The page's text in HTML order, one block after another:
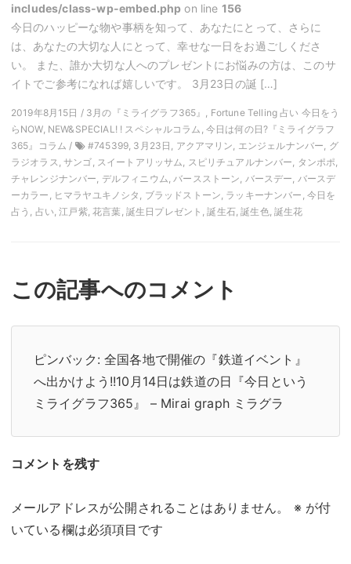
includes/class-wp-embed.php on line 156
今日のハッピーな物や事柄を知って、あなたにとって、さらに
は、あなたの大切な人にとって、幸せな一日をお過ごしくださ
い。 また、誰か大切な人へのプレゼントにお悩みの方は、このサ
イトでご参考になれば嬉しいです。 3月23日の誕 […]
2019年8月15日 / 3月の『ミライグラフ365』, Fortune Telling 占い 今日をう
らNOW, NEW&SPECIAL! ! スペシャルコラム, 今日は何の日?『ミライグラフ
365』コラム /
#745399, 3月23日, アクアマリン, エンジェルナンバー, グ
ラジオラス, サンゴ, スイートアリッサム, スピリチュアルナンバー, タンポポ,
チャレンジナンバー, デルフィニウム, バースストーン, バースデー, バースデ
ーカラー, ヒマラヤユキノシタ, ブラッドストーン, ラッキーナンバー, 今日を
占う, 占い, 江戸紫, 花言葉, 誕生日プレゼント, 誕生石, 誕生色, 誕生花
この記事へのコメント
ピンバック:全国各地で開催の『鉄道イベント』
へ出かけよう!!10月14日は鉄道の日『今日という
ミライグラフ365』 – Mirai graph ミラグラ
コメントを残す
メールアドレスが公開されることはありません。 ※が付
いている欄は必須項目です